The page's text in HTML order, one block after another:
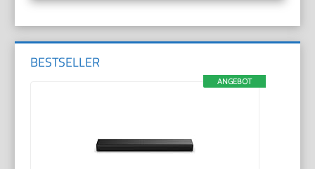
BESTSELLER
ANGEBOT